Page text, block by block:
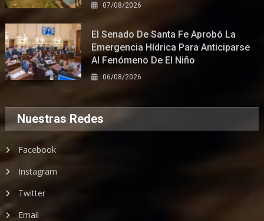
07/08/2026
El Senado De Santa Fe Aprobó La
Emergencia Hídrica Para Anticiparse
Al Fenómeno De El Niño
06/08/2026
Nuestras Redes
Facebook
Instagram
Twitter
Email